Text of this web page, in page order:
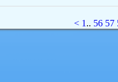
< 1 .. 56 57